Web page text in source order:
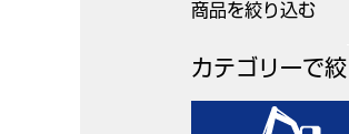
商品を絞り込む
カテゴリーで